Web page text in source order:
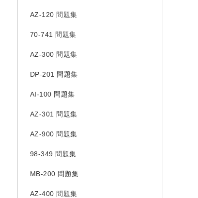
AZ-120 問題集
70-741 問題集
AZ-300 問題集
DP-201 問題集
AI-100 問題集
AZ-301 問題集
AZ-900 問題集
98-349 問題集
MB-200 問題集
AZ-400 問題集